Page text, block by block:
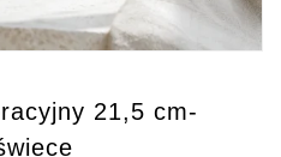
21,5 cm-